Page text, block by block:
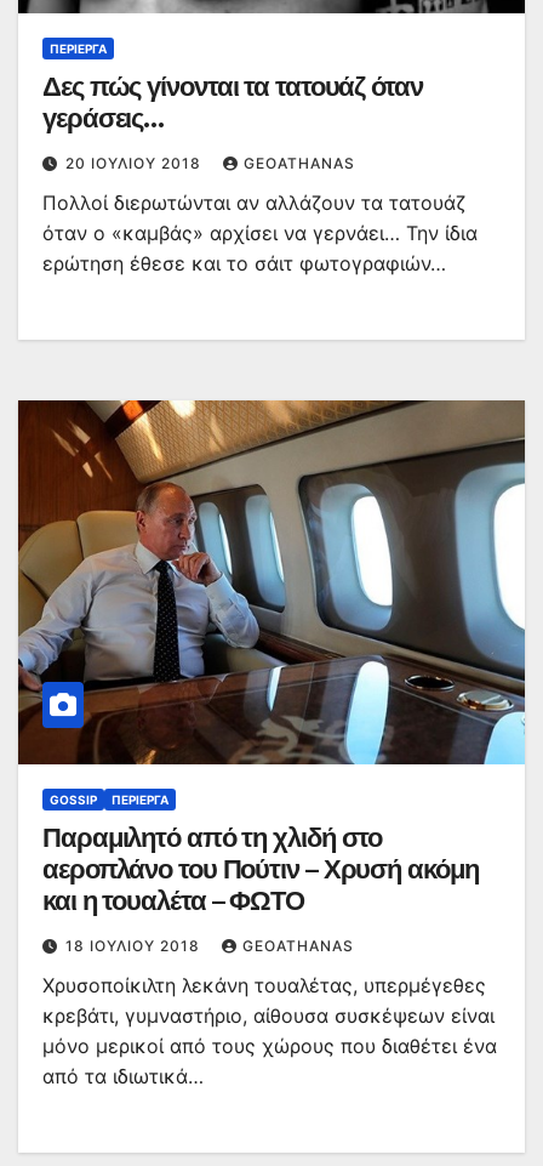
ΠΕΡΊΕΡΓΑ
Δες πώς γίνονται τα τατουάζ όταν
γεράσεις…
20 ΙΟΥΛΊΟΥ 2018 GEOATHANAS
Πολλοί διερωτώνται αν αλλάζουν τα τατουάζ
όταν ο «καμβάς» αρχίσει να γερνάει… Την ίδια
ερώτηση έθεσε και το σάιτ φωτογραφιών…
GOSSIP ΠΕΡΊΕΡΓΑ
Παραμιλητό από τη χλιδή στο
αεροπλάνο του Πούτιν – Χρυσή ακόμη
και η τουαλέτα – ΦΩΤΟ
18 ΙΟΥΛΊΟΥ 2018 GEOATHANAS
Χρυσοποίκιλτη λεκάνη τουαλέτας, υπερμέγεθες
κρεβάτι, γυμναστήριο, αίθουσα συσκέψεων είναι
μόνο μερικοί από τους χώρους που διαθέτει ένα
από τα ιδιωτικά…